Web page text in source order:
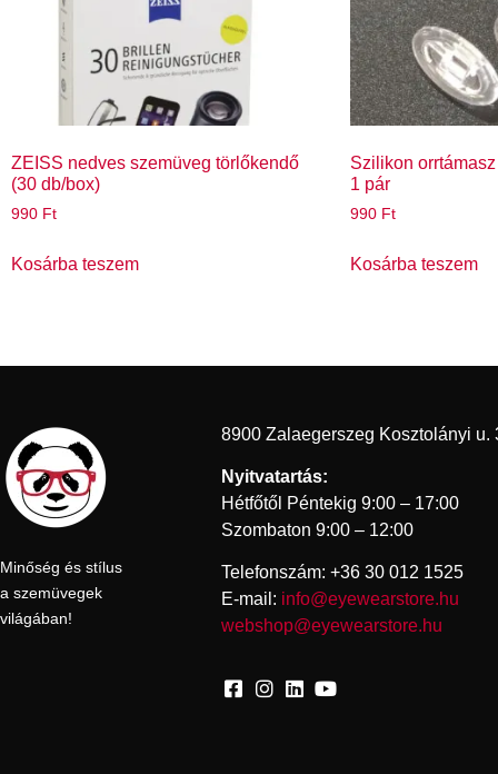
ZEISS nedves szemüveg törlőkendő
(30 db/box)
990 Ft
Kosárba teszem
Szilikon
1 pár
990 Ft
Kosárba teszem
Minőség és stílus
a szemüvegek
világában!
8900 Zalaegerszeg Kosztolányi u.
Nyitvatartás:
Hétfőtől Péntekig 9:00 – 17:00
Szombaton 9:00 – 12:00
Telefonszám: +36 30 012 1525
E-mail: info@eyewearstore.hu
webshop@eyewearstore.hu